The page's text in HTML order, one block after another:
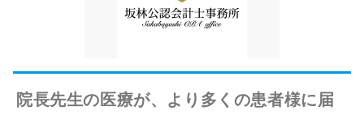
院長先生の医療が、より多くの患者様に届